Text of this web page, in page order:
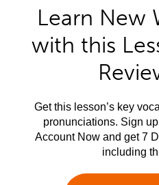
Learn New
with this
Get this lesson’s key
pronunciations. Sign
Account Now and get 7
including